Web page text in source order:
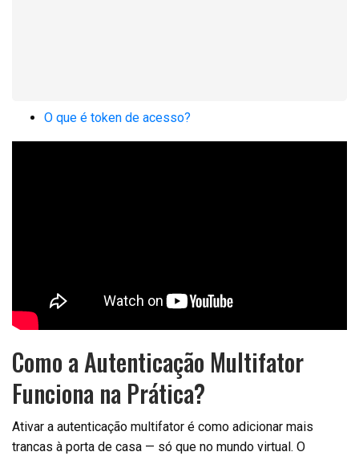
O que é token de acesso?
Como a Autenticação Multifator
Funciona na Prática?
Ativar a autenticação multifator é como adicionar mais
trancas à porta de casa — só que no mundo virtual. O